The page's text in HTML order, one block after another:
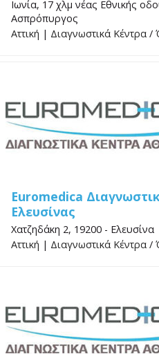
Ιωνία, 17 χλμ νέας Εθνικής
Ασπρόπυργος
Αττική | Διαγνωστικά Κέντρα /
Euromedica
Ελευσίνας
Χατζηδάκη 2, 19200 - Ελευσίνα
Αττική | Διαγνωστικά Κέντρα /